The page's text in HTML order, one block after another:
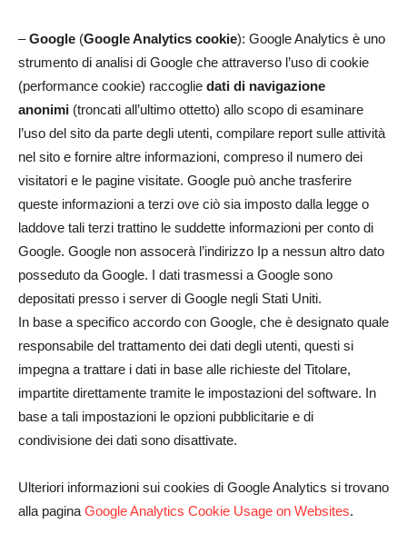
–Google (Google Analytics cookie): Google Analytics è uno
strumento di analisi di Google che attraverso l’uso di cookie
(performance cookie) raccoglie dati di navigazione
anonimi (troncati all’ultimo ottetto) allo scopo di esaminare
l’uso del sito da parte degli utenti, compilare report sulle attività
nel sito e fornire altre informazioni, compreso il numero dei
visitatori e le pagine visitate. Google può anche trasferire
queste informazioni a terzi ove ciò sia imposto dalla legge o
laddove tali terzi trattino le suddette informazioni per conto di
Google. Google non assocerà l’indirizzo Ip a nessun altro dato
posseduto da Google. I dati trasmessi a Google sono
depositati presso i server di Google negli Stati Uniti.
In base a specifico accordo con Google, che è designato quale
responsabile del trattamento dei dati degli utenti, questi si
impegna a trattare i dati in base alle richieste del Titolare,
impartite direttamente tramite le impostazioni del software. In
base a tali impostazioni le opzioni pubblicitarie e di
condivisione dei dati sono disattivate.
Ulteriori informazioni sui cookies di Google Analytics si trovano
alla pagina Google Analytics Cookie Usage on Websites.